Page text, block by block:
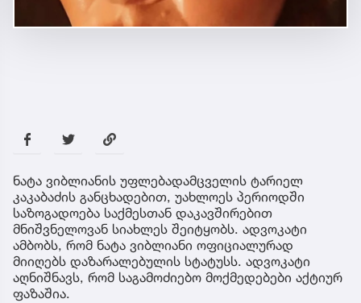
ნატა ვიბლიანის უფლებადამცველის ტარიელ
კაკაბაძის განცხადებით, უახლოეს პერიოდში
საზოგადოება საქმესთან დაკავშირებით
მნიშვნელოვან სიახლეს შეიტყობს. ადვოკატი
ამბობს, რომ ნატა ვიბლიანი ოფიციალურად
მიიღებს დაზარალებულის სტატუსს. ადვოკატი
აღნიშნავს, რომ საგამოძიებო მოქმედებები აქტიურ
ფაზაშია.